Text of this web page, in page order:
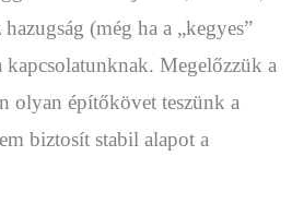
(még ha a „kegyes”
kapcsolatunknak. Megelőzzük a
olyan építőkövet teszünk a
biztosít stabil alapot a